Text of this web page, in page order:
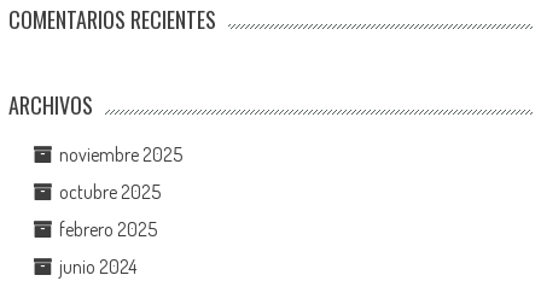
COMENTARIOS RECIENTES
ARCHIVOS
noviembre 2025
octubre 2025
febrero 2025
junio 2024